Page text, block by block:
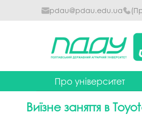
pdau@pdau.edu.ua
Про університет
Ректор
Виїзне заняття в